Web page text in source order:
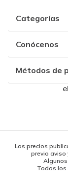
Categorías
Conócenos
Métodos de
Los precios
previo aviso
Todos los